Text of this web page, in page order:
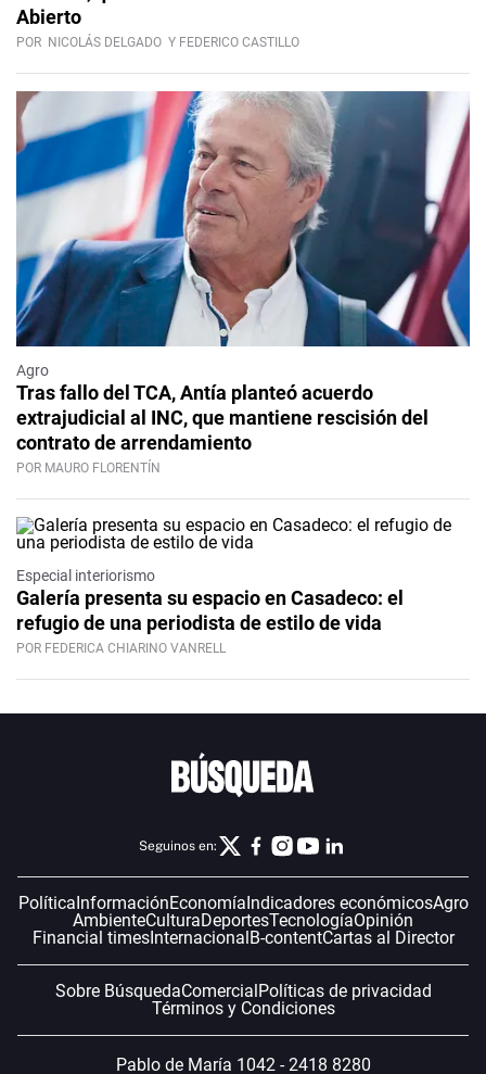
Abierto
POR NICOLÁS DELGADO Y FEDERICO CASTILLO
Agro
Tras fallo del TCA, Antía planteó acuerdo
extrajudicial al INC, que mantiene rescisión del
contrato de arrendamiento
POR MAURO FLORENTÍN
Especial interiorismo
Galería presenta su espacio en Casadeco: el
refugio de una periodista de estilo de vida
POR FEDERICA CHIARINO VANRELL
Seguinos en:
PolíticaInformaciónEconomíaIndicadores económicosAgro
AmbienteCulturaDeportesTecnologíaOpinión
Financial timesInternacionalB-contentCartas al Director
Sobre BúsquedaComercialPolíticas de privacidad
Términos y Condiciones
Pablo de María 1042 - 2418 8280